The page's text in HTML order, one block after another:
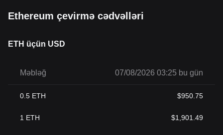
Ethereum çevirmə cədvəlləri
ETH üçün USD
Məbləğ 07/08/2026 03:25 bu gün
0.5 ETH $950.75
1 ETH $1,901.49